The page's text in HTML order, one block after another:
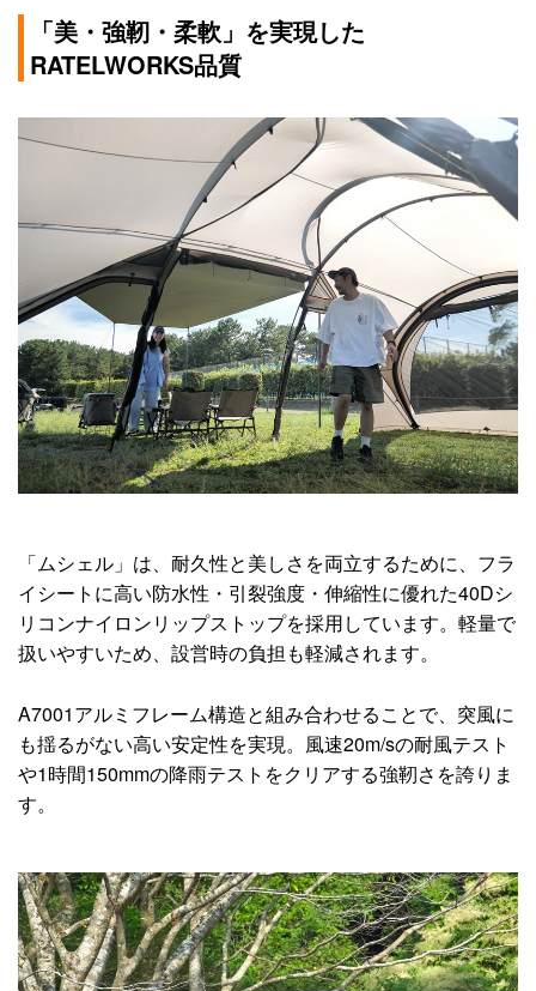
「美・強靭・柔軟」を実現した
RATELWORKS品質
「ムシェル」は、耐久性と美しさを両立するために、フラ
イシートに高い防水性・引裂強度・伸縮性に優れた40Dシ
リコンナイロンリップストップを採用しています。軽量で
扱いやすいため、設営時の負担も軽減されます。
A7001アルミフレーム構造と組み合わせることで、突風に
も揺るがない高い安定性を実現。風速20m/sの耐風テスト
や1時間150mmの降雨テストをクリアする強靭さを誇りま
す。